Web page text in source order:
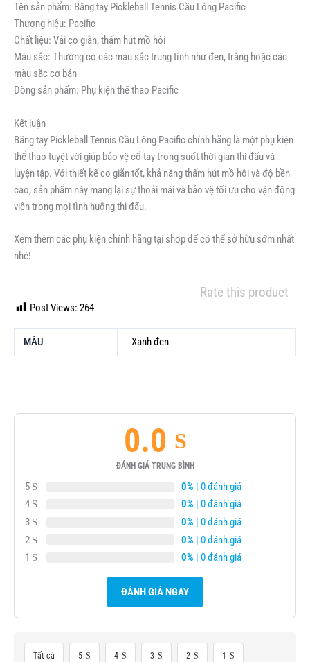
Tên sản phẩm: Băng tay Pickleball Tennis Cầu Lông Pacific
Thương hiệu: Pacific
Chất liệu: Vải co giãn, thấm hút mồ hôi
Màu sắc: Thường có các màu sắc trung tính như đen, trắng hoặc các
màu sắc cơ bản
Dòng sản phẩm: Phụ kiện thể thao Pacific
Kết luận
Băng tay Pickleball Tennis Cầu Lông Pacific chính hãng là một phụ kiện
thể thao tuyệt vời giúp bảo vệ cổ tay trong suốt thời gian thi đấu và
luyện tập. Với thiết kế co giãn tốt, khả năng thấm hút mồ hôi và độ bền
cao, sản phẩm này mang lại sự thoải mái và bảo vệ tối ưu cho vận động
viên trong mọi tình huống thi đấu.
Xem thêm các phụ kiện chính hãng tại shop để có thể sở hữu sớm nhất
nhé!
Rate this product
Post Views: 264
MÀU Xanh đen
0.0
ĐÁNH GIÁ TRUNG BÌNH
5 0% | 0 đánh giá
4
0% | 0 đánh giá
3
0% | 0 đánh giá
2
0% | 0 đánh giá
1
0% | 0 đánh giá
ĐÁNH GIÁ NGAY
Tất cả 5 4 3 2 1